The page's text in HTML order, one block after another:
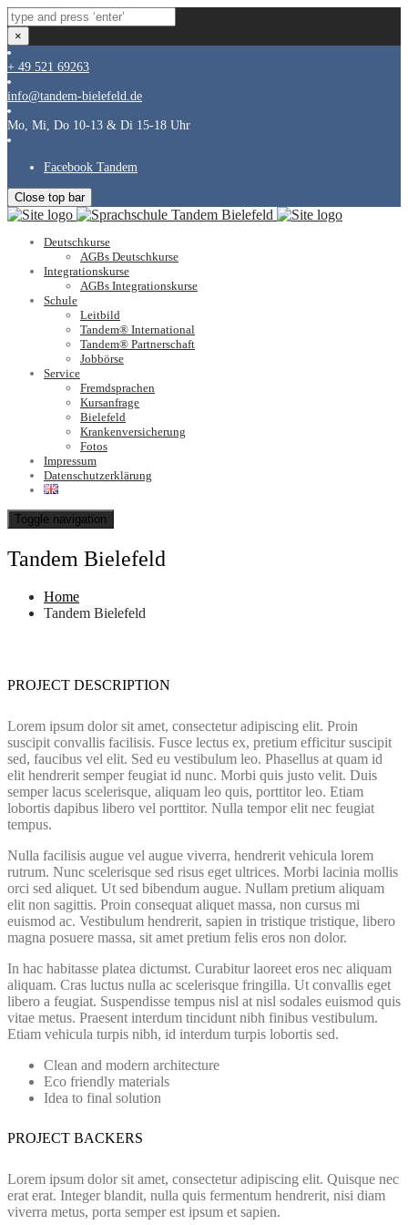
×
+ 49 521 69263
info@tandem-bielefeld.de
Mo, Mi, Do 10-13 & Di 15-18 Uhr
Facebook Tandem
Close top bar
Deutschkurse
AGBs Deutschkurse
Integrationskurse
AGBs Integrationskurse
Schule
Leitbild
Tandem® International
Tandem® Partnerschaft
Jobbörse
Service
Fremdsprachen
Kursanfrage
Bielefeld
Krankenversicherung
Fotos
Impressum
Datenschutzerklärung
Toggle navigation
Tandem Bielefeld
Home
Tandem Bielefeld
PROJECT DESCRIPTION
Lorem ipsum dolor sit amet, consectetur adipiscing elit. Proin
suscipit convallis facilisis. Fusce lectus ex, pretium efficitur suscipit
sed, faucibus vel elit. Sed eu vestibulum leo. Phasellus at quam id
elit hendrerit semper feugiat id nunc. Morbi quis justo velit. Duis
semper lacus scelerisque, aliquam leo quis, porttitor leo. Etiam
lobortis dapibus libero vel porttitor. Nulla tempor elit nec feugiat
tempus.
Nulla facilisis augue vel augue viverra, hendrerit vehicula lorem
rutrum. Nunc scelerisque sed risus eget ultrices. Morbi lacinia mollis
orci sed aliquet. Ut sed bibendum augue. Nullam pretium aliquam
elit non sagittis. Proin consequat aliquet massa, non cursus mi
euismod ac. Vestibulum hendrerit, sapien in tristique tristique, libero
magna posuere massa, sit amet pretium felis eros non dolor.
In hac habitasse platea dictumst. Curabitur laoreet eros nec aliquam
aliquam. Cras luctus nulla ac scelerisque fringilla. Ut convallis eget
libero a feugiat. Suspendisse tempus nisl at nisl sodales euismod quis
vitae metus. Praesent interdum tincidunt nibh finibus vestibulum.
Etiam vehicula turpis nibh, id interdum turpis lobortis sed.
Clean and modern architecture
Eco friendly materials
Idea to final solution
PROJECT BACKERS
Lorem ipsum dolor sit amet, consectetur adipiscing elit. Quisque nec
erat erat. Integer blandit, nulla quis fermentum hendrerit, nisi diam
viverra metus, porta semper est ipsum et sapien.